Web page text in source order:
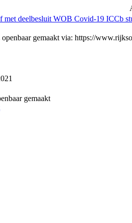
met deelbesluit WOB Covid-19 ICCb
openbaar gemaakt via: https://
gemaakt